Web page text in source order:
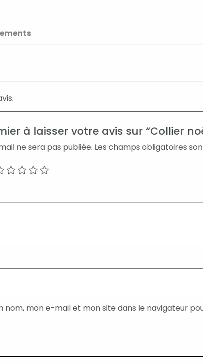
à laisser votre avis sur “Collier
ne sera pas publiée. Les champs obligatoires
nom, mon e-mail et mon site dans le navigateur